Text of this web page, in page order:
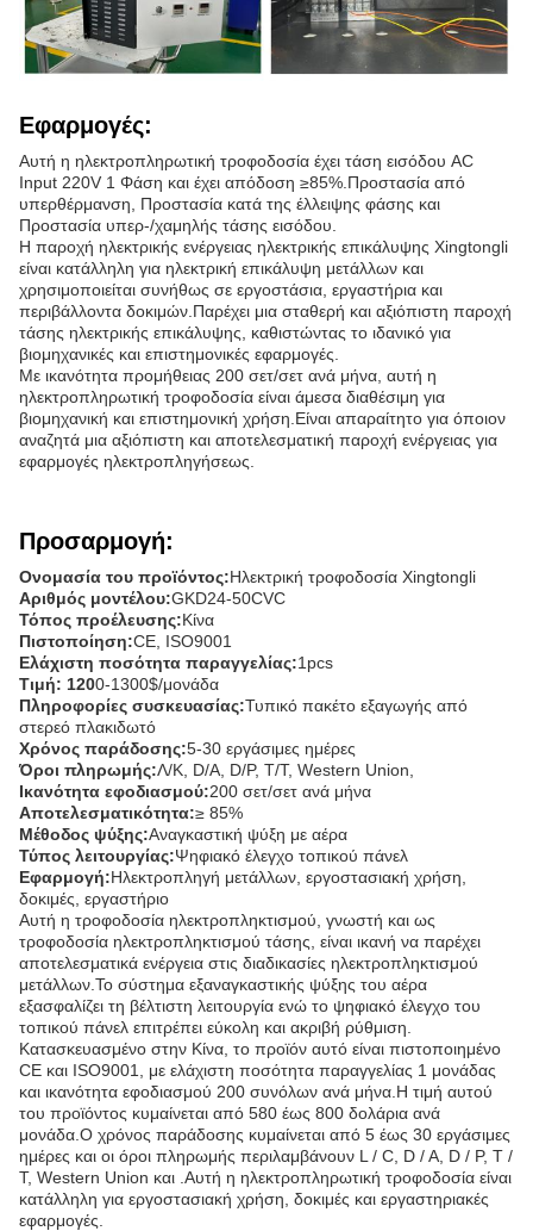
Εφαρμογές:
Αυτή η ηλεκτροπληρωτική τροφοδοσία έχει τάση εισόδου AC
Input 220V 1 Φάση και έχει απόδοση ≥85%.Προστασία από
υπερθέρμανση, Προστασία κατά της έλλειψης φάσης και
Προστασία υπερ-/χαμηλής τάσης εισόδου.
Η παροχή ηλεκτρικής ενέργειας ηλεκτρικής επικάλυψης Xingtongli
είναι κατάλληλη για ηλεκτρική επικάλυψη μετάλλων και
χρησιμοποιείται συνήθως σε εργοστάσια, εργαστήρια και
περιβάλλοντα δοκιμών.Παρέχει μια σταθερή και αξιόπιστη παροχή
τάσης ηλεκτρικής επικάλυψης, καθιστώντας το ιδανικό για
βιομηχανικές και επιστημονικές εφαρμογές.
Με ικανότητα προμήθειας 200 σετ/σετ ανά μήνα, αυτή η
ηλεκτροπληρωτική τροφοδοσία είναι άμεσα διαθέσιμη για
βιομηχανική και επιστημονική χρήση.Είναι απαραίτητο για όποιον
αναζητά μια αξιόπιστη και αποτελεσματική παροχή ενέργειας για
εφαρμογές ηλεκτροπληγήσεως.
Προσαρμογή:
Ονομασία του προϊόντος:Ηλεκτρική τροφοδοσία Xingtongli
Αριθμός μοντέλου:GKD24-50CVC
Τόπος προέλευσης:Κίνα
Πιστοποίηση:CE, ISO9001
Ελάχιστη ποσότητα παραγγελίας:1pcs
Τιμή: 1200-1300$/μονάδα
Πληροφορίες συσκευασίας:Τυπικό πακέτο εξαγωγής από
στερεό πλακιδωτό
Χρόνος παράδοσης:5-30 εργάσιμες ημέρες
Όροι πληρωμής:Λ/Κ, D/A, D/P, T/T, Western Union,
Ικανότητα εφοδιασμού:200 σετ/σετ ανά μήνα
Αποτελεσματικότητα:≥ 85%
Μέθοδος ψύξης:Αναγκαστική ψύξη με αέρα
Τύπος λειτουργίας:Ψηφιακό έλεγχο τοπικού πάνελ
Εφαρμογή:Ηλεκτροπληγή μετάλλων, εργοστασιακή χρήση,
δοκιμές, εργαστήριο
Αυτή η τροφοδοσία ηλεκτροπληκτισμού, γνωστή και ως
τροφοδοσία ηλεκτροπληκτισμού τάσης, είναι ικανή να παρέχει
αποτελεσματικά ενέργεια στις διαδικασίες ηλεκτροπληκτισμού
μετάλλων.Το σύστημα εξαναγκαστικής ψύξης του αέρα
εξασφαλίζει τη βέλτιστη λειτουργία ενώ το ψηφιακό έλεγχο του
τοπικού πάνελ επιτρέπει εύκολη και ακριβή ρύθμιση.
Κατασκευασμένο στην Κίνα, το προϊόν αυτό είναι πιστοποιημένο
CE και ISO9001, με ελάχιστη ποσότητα παραγγελίας 1 μονάδας
και ικανότητα εφοδιασμού 200 συνόλων ανά μήνα.Η τιμή αυτού
του προϊόντος κυμαίνεται από 580 έως 800 δολάρια ανά
μονάδα.Ο χρόνος παράδοσης κυμαίνεται από 5 έως 30 εργάσιμες
ημέρες και οι όροι πληρωμής περιλαμβάνουν L / C, D / A, D / P, T /
T, Western Union και .Αυτή η ηλεκτροπληρωτική τροφοδοσία είναι
κατάλληλη για εργοστασιακή χρήση, δοκιμές και εργαστηριακές
εφαρμογές.